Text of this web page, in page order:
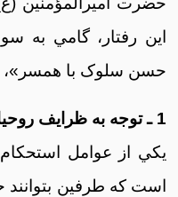
اين رفتار، گامي به
حسن سلوک با همسر»،
1 ـ توجه به ظرايف روحيات همسر
يکي از عوامل
است که طرفين بتوانند